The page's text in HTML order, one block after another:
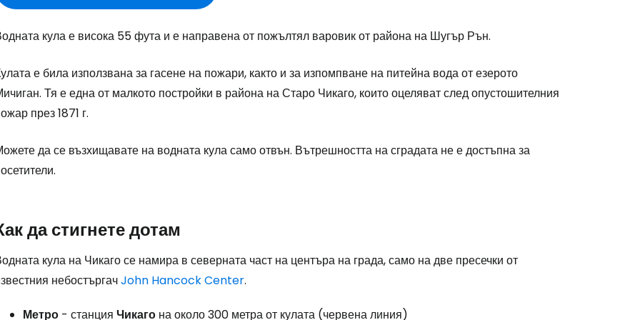
кула е висока 55 фута и е направена от пожълтял варовик от района на Шугър Рън.
е била използвана за гасене на пожари, както и за изпомпване на питейна вода от езерото
Тя е една от малкото постройки в района на Старо Чикаго, които оцеляват след опустошителния
през 1871 г.
да се възхищавате на водната кула само отвън. Вътрешността на сградата не е достъпна за
да стигнете дотам
кула на Чикаго се намира в северната част на центъра на града, само на две пресечки от
небостъргачJohn Hancock Center.
Метро - станция Чикаго на около 300 метра от кулата (червена линия)
Влезте в Cestee
Продължете с Facebook